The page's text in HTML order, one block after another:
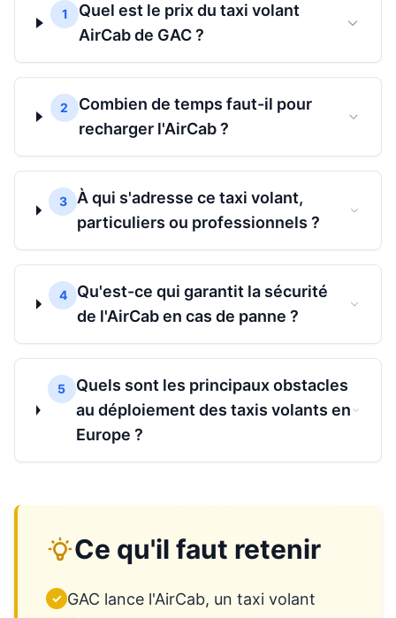
1
Quel est le prix du taxi volant
AirCab de GAC ?
2
Combien de temps faut-il pour
recharger l'AirCab ?
3
À qui s'adresse ce taxi volant,
particuliers ou professionnels ?
4
Qu'est-ce qui garantit la sécurité
de l'AirCab en cas de panne ?
5
Quels sont les principaux obstacles
au déploiement des taxis volants en
Europe ?
Ce qu'il faut retenir
✓ GAC lance l'AirCab, un taxi volant